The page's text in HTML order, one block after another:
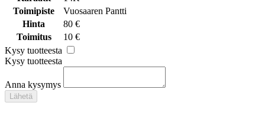
Toimipiste
Vuosaaren Pantti
Hinta
80 €
Toimitus
10 €
Kysy tuotteesta
Kysy tuotteesta
Anna kysymys
Lähetä